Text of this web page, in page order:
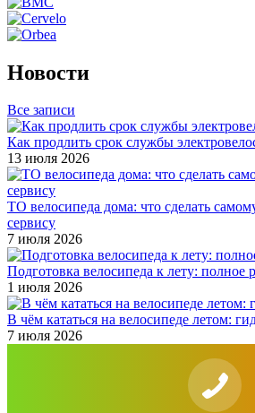
Новости
Все записи
Как продлить срок службы
13 июля 2026
ТО велосипеда дома: что сделать
сервису
7 июля 2026
Подготовка велосипеда к лету: полное
1 июля 2026
В чём кататься на велосипеде летом:
7 июля 2026